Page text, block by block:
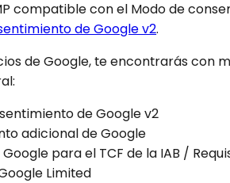
compatible con el Modo de
de Google v2.
de Google, te encontrarás con
de Google v2
adicional de Google
Google para el TCF de la IAB /
Limited